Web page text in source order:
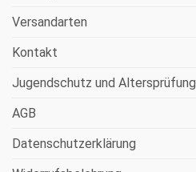
Versandarten
Kontakt
Jugendschutz und Altersprüfung
AGB
Datenschutzerklärung